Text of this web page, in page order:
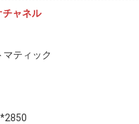
チャネル
マティック